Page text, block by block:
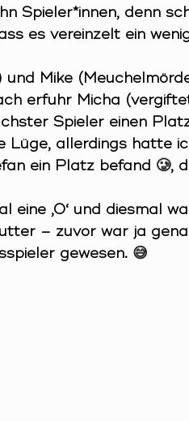
Spieler*innen, denn
es vereinzelt ein
Mike
erfuhr Micha
Spieler einen
Lüge, allerdings hatte
ein Platz befand 🥲,
eine ‚0‘ und diesmal
– zuvor war ja
gewesen. 😅